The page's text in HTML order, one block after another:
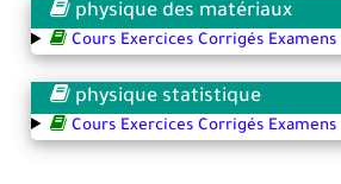
physique des matériaux
Cours Exercices Corrigés Examens
physique statistique
Cours Exercices Corrigés Examens